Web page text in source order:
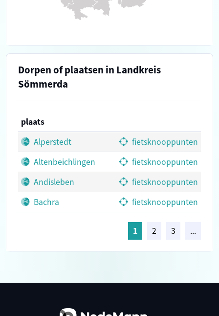
Dorpen of plaatsen in Landkreis
Sömmerda
plaats
Alperstedt
fietsknooppunten
Altenbeichlingen
fietsknooppunten
Andisleben
fietsknooppunten
Bachra
fietsknooppunten
1 2 3 ...